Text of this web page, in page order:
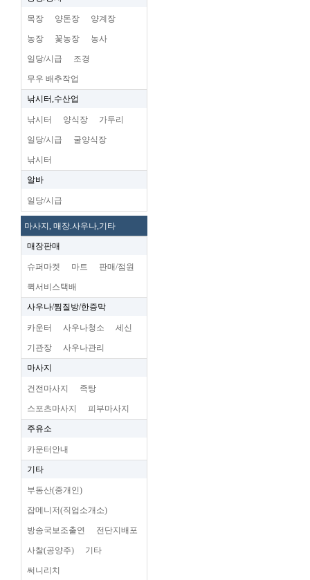
목장 양돈장 양계장
농장 꽃농장 농사
일당/시급 조경
무우 배추작업
낚시터,수산업
낚시터 양식장 가두리
일당/시급 굴양식장
낚시터
알바
일당/시급
마사지, 매장.사우나,기타
매장판매
슈퍼마켓 마트 판매/점원
퀵서비스택배
사우나/찜질방/한증막
카운터 사우나청소 세신
기관장 사우나관리
마사지
건전마사지 족탕
스포츠마사지 피부마사지
주유소
카운터안내
기타
부동산(중개인)
잡메니저(직업소개소)
방송국보조출연 전단지배포
사찰(공양주) 기타
써니리치